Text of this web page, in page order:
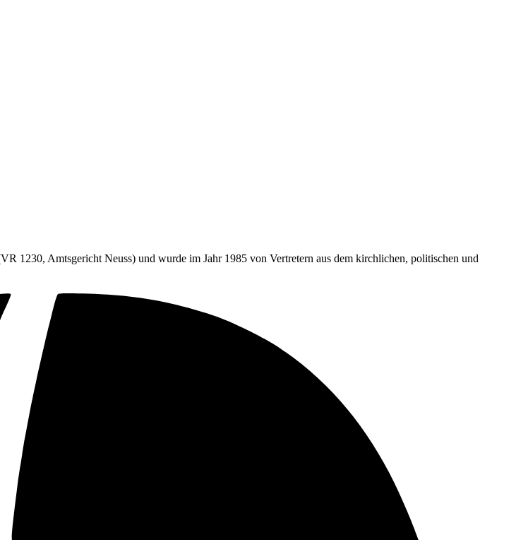
1230, Amtsgericht Neuss) und wurde im Jahr 1985 von Vertretern aus dem kirchlichen, politischen und